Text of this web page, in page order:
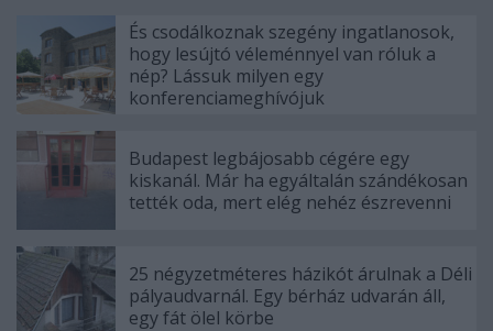
És csodálkoznak szegény ingatlanosok,
hogy lesújtó véleménnyel van róluk a
nép? Lássuk milyen egy
konferenciameghívójuk
Budapest legbájosabb cégére egy
kiskanál. Már ha egyáltalán szándékosan
tették oda, mert elég nehéz észrevenni
25 négyzetméteres házikót árulnak a Déli
pályaudvarnál. Egy bérház udvarán áll,
egy fát ölel körbe